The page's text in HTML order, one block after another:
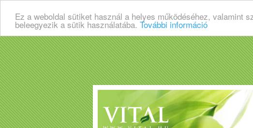
Ez a weboldal sütiket használ a helyes működéséhez, valamint
beleegyezik a sütik használatába. További információ